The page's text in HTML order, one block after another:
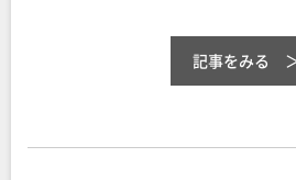
記事をみる